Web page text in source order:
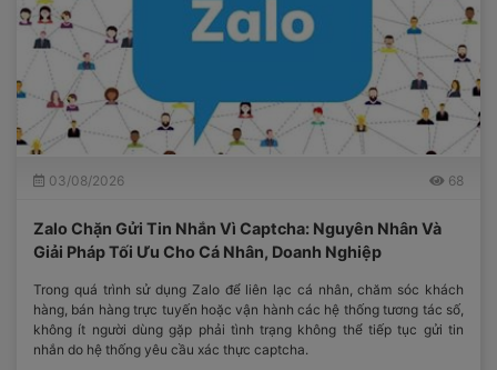
03/08/2026 68
Zalo Chặn Gửi Tin Nhắn Vì Captcha: Nguyên Nhân Và
Giải Pháp Tối Ưu Cho Cá Nhân, Doanh Nghiệp
Trong quá trình sử dụng Zalo để liên lạc cá nhân, chăm sóc khách
hàng, bán hàng trực tuyến hoặc vận hành các hệ thống tương tác số,
không ít người dùng gặp phải tình trạng không thể tiếp tục gửi tin
nhắn do hệ thống yêu cầu xác thực captcha.